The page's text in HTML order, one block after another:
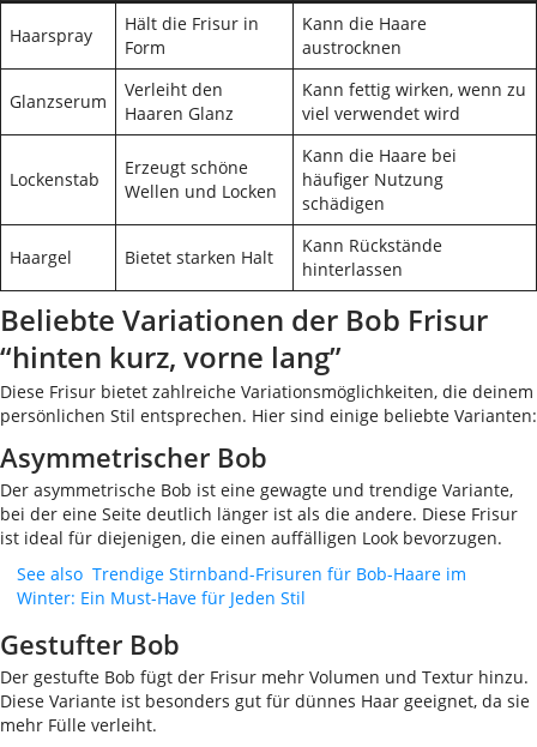
Haarspray
Hält die Frisur in
Form
Kann die Haare
austrocknen
Glanzserum
Verleiht den
Haaren Glanz
Kann fettig wirken, wenn zu
viel verwendet wird
Lockenstab
Erzeugt schöne
Wellen und Locken
Kann die Haare bei
häufiger Nutzung
schädigen
Haargel Bietet starken Halt
Kann Rückstände
hinterlassen
Beliebte Variationen der Bob Frisur
“hinten kurz, vorne lang”
Diese Frisur bietet zahlreiche Variationsmöglichkeiten, die deinem
persönlichen Stil entsprechen. Hier sind einige beliebte Varianten:
Asymmetrischer Bob
Der asymmetrische Bob ist eine gewagte und trendige Variante,
bei der eine Seite deutlich länger ist als die andere. Diese Frisur
ist ideal für diejenigen, die einen auffälligen Look bevorzugen.
See also Trendige Stirnband-Frisuren für Bob-Haare im
Winter: Ein Must-Have für Jeden Stil
Gestufter Bob
Der gestufte Bob fügt der Frisur mehr Volumen und Textur hinzu.
Diese Variante ist besonders gut für dünnes Haar geeignet, da sie
mehr Fülle verleiht.